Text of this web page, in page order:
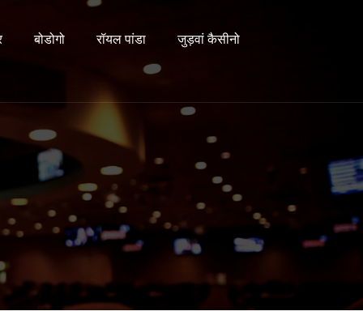
बोडोगो रॉयल पांडा जुड़वां कैसीनो